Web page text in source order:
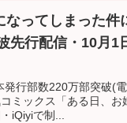
ってしまった件
先行配信・10月1
行部数220万部突破(
ミックス「ある日、
iQiyiで制...